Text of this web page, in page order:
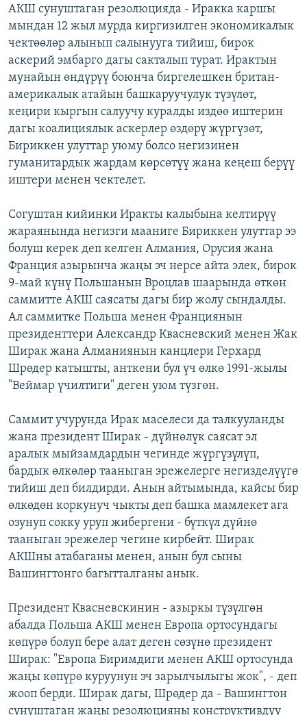
АКШ сунуштаган резолюцияда - Иракка каршы
мындан 12 жыл мурда киргизилген экономикалык
чектөөлөр алынып салынууга тийиш, бирок
аскерий эмбарго дагы сакталып турат. Ирактын
мунайын өндүрүү боюнча биргелешкен британ-
америкалык атайын башкаруучулук түзүлөт,
кеңири кыргын салуучу куралды издөө иштерин
дагы коалициялык аскерлер өздөрү жүргүзөт,
Бириккен улуттар уюму болсо негизинен
гуманитардык жардам көрсөтүү жана кеңеш берүү
иштери менен чектелет.
Согуштан кийинки Иракты калыбына келтирүү
жараянында негизги мааниге Бириккен улуттар ээ
болуш керек деп келген Алмания, Орусия жана
Франция азырынча жаңы эч нерсе айта элек, бирок
9-май күнү Польшанын Вроцлав шаарында өткөн
саммитте АКШ саясаты дагы бир жолу сындалды.
Ал саммитке Польша менен Франциянын
президенттери Александр Квасневский менен Жак
Ширак жана Алманиянын канцлери Герхард
Шрөдер катышты, анткени бул үч өлкө 1991-жылы
"Веймар үчилтиги" деген уюм түзгөн.
Саммит учурунда Ирак маселеси да талкууланды
жана президент Ширак - дүйнөлүк саясат эл
аралык мыйзамдардын чегинде жүргүзүлүп,
бардык өлкөлөр тааныган эрежелерге негизделүүгө
тийиш деп билдирди. Анын айтымында, кайсы бир
өлкөдөн коркунуч чыкты деп башка мамлекет ага
озунуп сокку уруп жибергени - бүткүл дүйнө
тааныган эрежелер чегине кирбейт. Ширак
АКШны атабаганы менен, анын бул сыны
Вашингтонго багытталганы анык.
Президент Квасневскинин - азыркы түзүлгөн
абалда Польша АКШ менен Европа ортосундагы
көпүрө болуп бере алат деген сөзүнө президент
Ширак: "Европа Биримдиги менен АКШ ортосунда
жаңы көпүрө куруунун эч зарылчылыгы жок", - деп
жооп берди. Ширак дагы, Шрөдер да - Вашингтон
сунуштаган жаңы резолюцияны конструктивдүү